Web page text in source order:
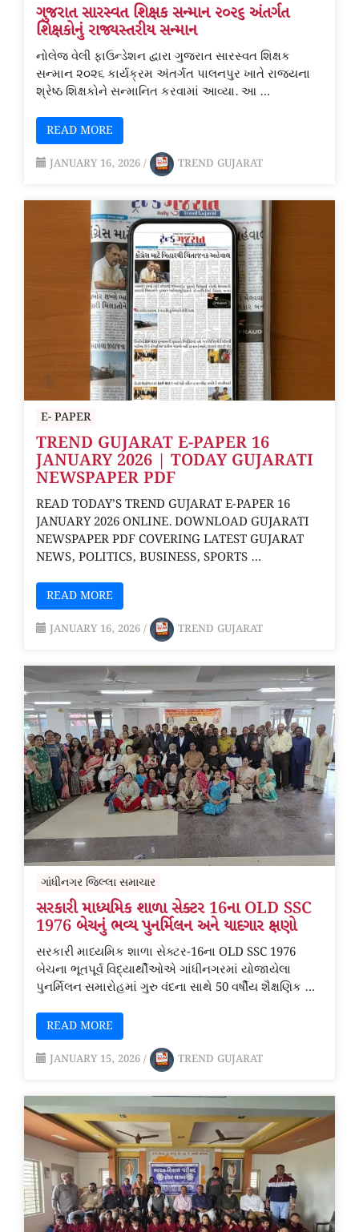
ગુજરાત સારસ્વત શિક્ષક સન્માન ૨૦૨૬ અંતર્ગત
શિક્ષકોનું રાજ્યસ્તરીય સન્માન
નોલેજ વેલી ફાઉન્ડેશન દ્વારા ગુજરાત સારસ્વત શિક્ષક
સન્માન ૨૦૨૬ કાર્યક્રમ અંતર્ગત પાલનપુર ખાતે રાજ્યના
શ્રેષ્ઠ શિક્ષકોને સન્માનિત કરવામાં આવ્યા. આ …
READ MORE
JANUARY 16, 2026 / TREND GUJARAT
E- PAPER
TREND GUJARAT E-PAPER 16
JANUARY 2026 | TODAY GUJARATI
NEWSPAPER PDF
READ TODAY’S TREND GUJARAT E-PAPER 16
JANUARY 2026 ONLINE. DOWNLOAD GUJARATI
NEWSPAPER PDF COVERING LATEST GUJARAT
NEWS, POLITICS, BUSINESS, SPORTS …
READ MORE
JANUARY 16, 2026 / TREND GUJARAT
ગાંધીનગર જિલ્લા સમાચાર
સરકારી માધ્યમિક શાળા સેક્ટર 16ના OLD SSC
1976 બેચનું ભવ્ય પુનર્મિલન અને યાદગાર ક્ષણો
સરકારી માધ્યમિક શાળા સેક્ટર-16ના OLD SSC 1976
બેચના ભૂતપૂર્વ વિદ્યાર્થીઓએ ગાંધીનગરમાં યોજાયેલા
પુનર્મિલન સમારોહમાં ગુરુ વંદના સાથે 50 વર્ષીય શૈક્ષણિક …
READ MORE
JANUARY 15, 2026 / TREND GUJARAT